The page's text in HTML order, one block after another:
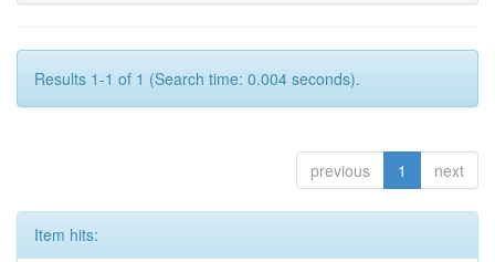
Results 1-1 of 1 (Search time: 0.004 seconds).
previous 1 next
Item hits: